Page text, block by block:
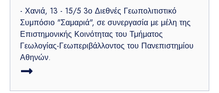
- Χανιά, 13 - 15/5 3ο Διεθνές Γεωπολιτιστικό
Συμπόσιο "Σαμαριά", σε συνεργασία με μέλη της
Επιστημονικής Κοινότητας του Τμήματος
Γεωλογίας-Γεωπεριβάλλοντος του Πανεπιστημίου
Αθηνών.